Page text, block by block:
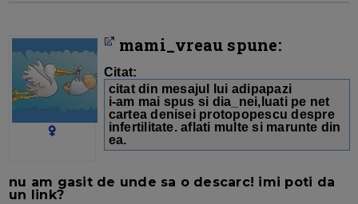
mami_vreau spune:
Citat:
citat din mesajul lui adipapazi
i-am mai spus si dia_nei,luati pe net
cartea denisei protopopescu despre
infertilitate. aflati multe si marunte din
ea.
nu am gasit de unde sa o descarc! imi poti da
un link?